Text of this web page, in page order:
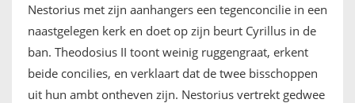
Nestorius met zijn aanhangers een tegenconcilie in een
naastgelegen kerk en doet op zijn beurt Cyrillus in de
ban. Theodosius II toont weinig ruggengraat, erkent
beide concilies, en verklaart dat de twee bisschoppen
uit hun ambt ontheven zijn. Nestorius vertrekt gedwee